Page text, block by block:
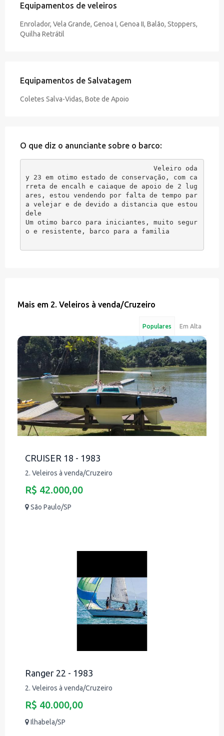
Equipamentos de veleiros
Enrolador, Vela Grande, Genoa I, Genoa II, Balão, Stoppers,
Quilha Retrátil
Equipamentos de Salvatagem
Coletes Salva-Vidas, Bote de Apoio
O que diz o anunciante sobre o barco:
Veleiro oda
y 23 em otimo estado de conservação, com ca
rreta de encalh e caiaque de apoio de 2 lug
ares, estou vendendo por falta de tempo par
a velejar e de devido a distancia que estou
dele
Um otimo barco para iniciantes, muito segur
o e resistente, barco para a familia
Mais em 2. Veleiros à venda/Cruzeiro
Populares Em Alta
CRUISER 18 - 1983
2. Veleiros à venda/Cruzeiro
R$ 42.000,00
São Paulo/SP
Ranger 22 - 1983
2. Veleiros à venda/Cruzeiro
R$ 40.000,00
Ilhabela/SP